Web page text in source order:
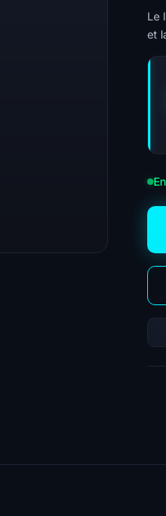
Le
et